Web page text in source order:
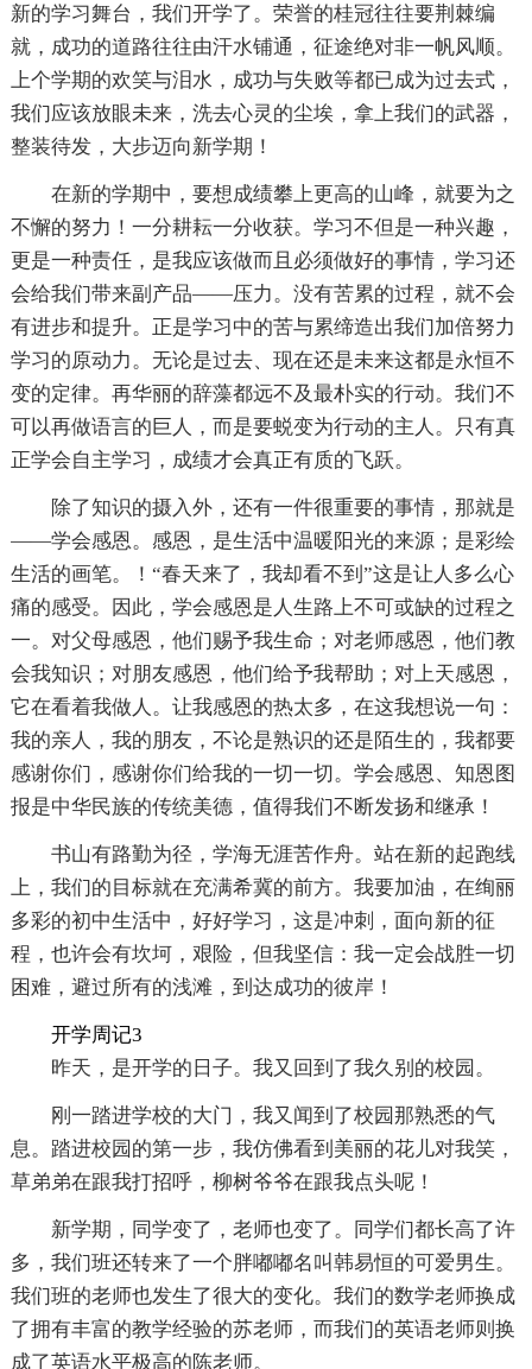
新的学习舞台，我们开学了。荣誉的桂冠往往要荆棘编
就，成功的道路往往由汗水铺通，征途绝对非一帆风顺。
上个学期的欢笑与泪水，成功与失败等都已成为过去式，
我们应该放眼未来，洗去心灵的尘埃，拿上我们的武器，
整装待发，大步迈向新学期！
在新的学期中，要想成绩攀上更高的山峰，就要为之
不懈的努力！一分耕耘一分收获。学习不但是一种兴趣，
更是一种责任，是我应该做而且必须做好的事情，学习还
会给我们带来副产品——压力。没有苦累的过程，就不会
有进步和提升。正是学习中的苦与累缔造出我们加倍努力
学习的原动力。无论是过去、现在还是未来这都是永恒不
变的定律。再华丽的辞藻都远不及最朴实的行动。我们不
可以再做语言的巨人，而是要蜕变为行动的主人。只有真
正学会自主学习，成绩才会真正有质的飞跃。
除了知识的摄入外，还有一件很重要的事情，那就是
——学会感恩。感恩，是生活中温暖阳光的来源；是彩绘
生活的画笔。！“春天来了，我却看不到”这是让人多么心
痛的感受。因此，学会感恩是人生路上不可或缺的过程之
一。对父母感恩，他们赐予我生命；对老师感恩，他们教
会我知识；对朋友感恩，他们给予我帮助；对上天感恩，
它在看着我做人。让我感恩的热太多，在这我想说一句：
我的亲人，我的朋友，不论是熟识的还是陌生的，我都要
感谢你们，感谢你们给我的一切一切。学会感恩、知恩图
报是中华民族的传统美德，值得我们不断发扬和继承！
书山有路勤为径，学海无涯苦作舟。站在新的起跑线
上，我们的目标就在充满希冀的前方。我要加油，在绚丽
多彩的初中生活中，好好学习，这是冲刺，面向新的征
程，也许会有坎坷，艰险，但我坚信：我一定会战胜一切
困难，避过所有的浅滩，到达成功的彼岸！
开学周记3
昨天，是开学的日子。我又回到了我久别的校园。
刚一踏进学校的大门，我又闻到了校园那熟悉的气
息。踏进校园的第一步，我仿佛看到美丽的花儿对我笑，
草弟弟在跟我打招呼，柳树爷爷在跟我点头呢！
新学期，同学变了，老师也变了。同学们都长高了许
多，我们班还转来了一个胖嘟嘟名叫韩易恒的可爱男生。
我们班的老师也发生了很大的变化。我们的数学老师换成
了拥有丰富的教学经验的苏老师，而我们的英语老师则换
成了英语水平极高的陈老师。